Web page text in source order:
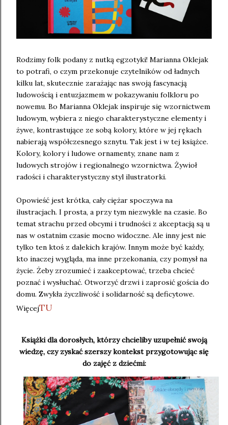
Rodzimy folk podany z nutką egzotyki! Marianna Oklejak
to potrafi, o czym przekonuje czytelników od ładnych
kilku lat, skutecznie zarażając nas swoją fascynacją
ludowością i entuzjazmem w pokazywaniu folkloru po
nowemu. Bo Marianna Oklejak inspiruje się wzornictwem
ludowym, wybiera z niego charakterystyczne elementy i
żywe, kontrastujące ze sobą kolory, które w jej rękach
nabierają współczesnego sznytu. Tak jest i w tej książce.
Kolory, kolory i ludowe ornamenty, znane nam z
ludowych strojów i regionalnego wzornictwa. Żywioł
radości i charakterystyczny styl ilustratorki.
Opowieść jest krótka, cały ciężar spoczywa na
ilustracjach. I prosta, a przy tym niezwykle na czasie. Bo
temat strachu przed obcymi i trudności z akceptacją są u
nas w ostatnim czasie mocno widoczne. Ale inny jest nie
tylko ten ktoś z dalekich krajów. Innym może być każdy,
kto inaczej wygląda, ma inne przekonania, czy pomysł na
życie. Żeby zrozumieć i zaakceptować, trzeba chcieć
poznać i wysłuchać. Otworzyć drzwi i zaprosić gościa do
domu. Zwykła życzliwość i solidarność są deficytowe.
WięcejTU
Książki dla dorosłych, którzy chcieliby uzupełnić swoją
wiedzę, czy zyskać szerszy kontekst przygotowując się
do zajęć z dziećmi: